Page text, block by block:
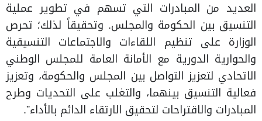
العديد من المبادرات التي تسهم في تطوير عملية
التنسيق بين الحكومة والمجلس. وتحقيقاً لذلك؛ تحرص
الوزارة على تنظيم اللقاءات والاجتماعات التنسيقية
والحوارية الدورية مع الأمانة العامة للمجلس الوطني
الاتحادي لتعزيز التواصل بين المجلس والحكومة، وتعزيز
فعالية التنسيق بينهما، والتغلب على التحديات وطرح
المبادرات والاقتراحات لتحقيق الارتقاء الدائم بالأداء”.